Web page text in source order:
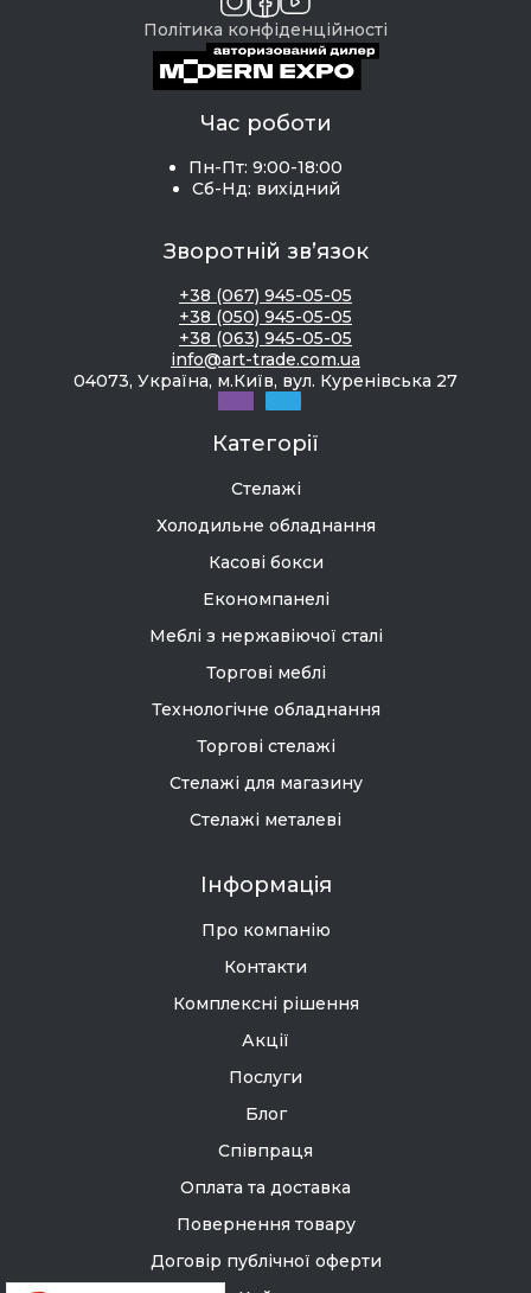
Політика конфіденційності
Час роботи
Пн-Пт: 9:00-18:00
Сб-Нд: вихідний
Зворотній зв’язок
+38 (067) 945-05-05
+38 (050) 945-05-05
+38 (063) 945-05-05
info@art-trade.com.ua
04073, Україна, м.Київ, вул. Куренівська 27
Категорії
Стелажі
Холодильне обладнання
Касові бокси
Економпанелі
Меблі з нержавіючої сталі
Торгові меблі
Технологічне обладнання
Торгові стелажі
Стелажі для магазину
Стелажі металеві
Інформація
Про компанію
Контакти
Комплексні рішення
Акції
Послуги
Блог
Співпраця
Оплата та доставка
Повернення товару
Договір публічної оферти